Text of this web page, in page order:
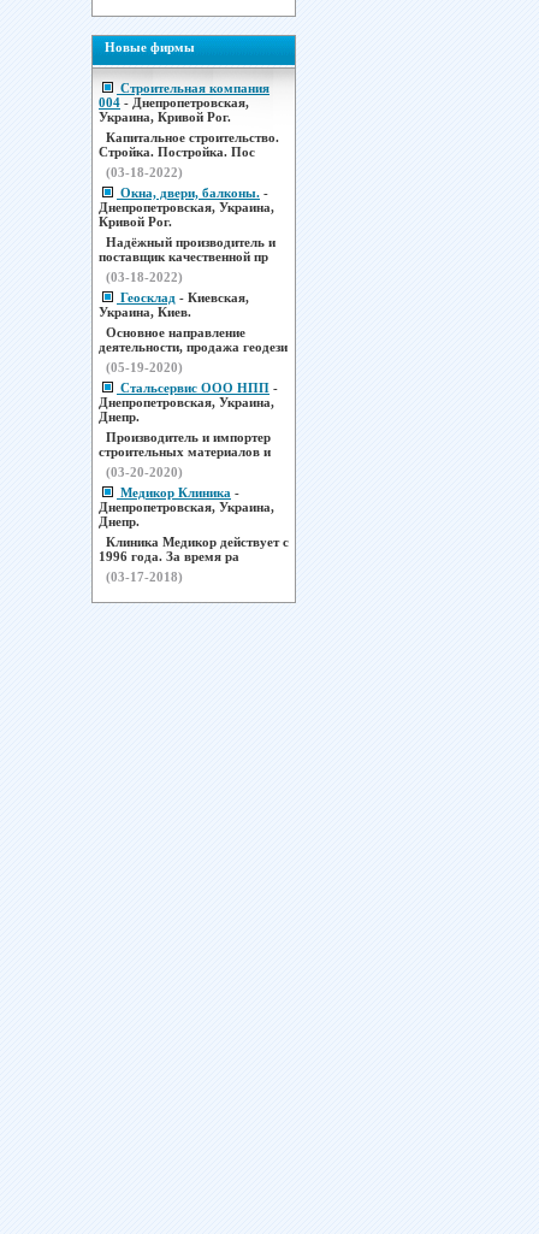
Новые фирмы
Строительная компания
004 - Днепропетровская,
Украина, Кривой Рог.
Капитальное строительство.
Стройка. Постройка. Пос
(03-18-2022)
Окна, двери, балконы. -
Днепропетровская, Украина,
Кривой Рог.
Надёжный производитель и
поставщик качественной пр
(03-18-2022)
Геосклад - Киевская,
Украина, Киев.
Основное направление
деятельности, продажа геодези
(05-19-2020)
Стальсервис ООО НПП -
Днепропетровская, Украина,
Днепр.
Производитель и импортер
строительных материалов и
(03-20-2020)
Медикор Клиника -
Днепропетровская, Украина,
Днепр.
Клиника Медикор действует с
1996 года. За время ра
(03-17-2018)